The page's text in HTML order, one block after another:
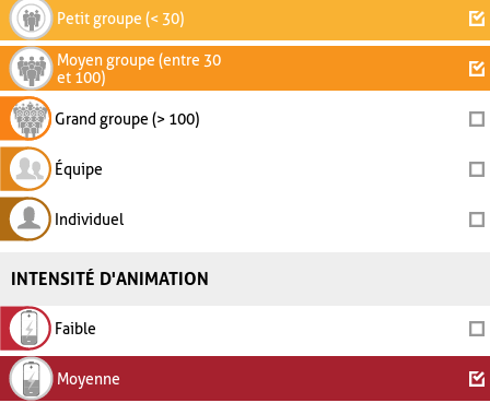
Petit groupe (< 30)
Moyen groupe (entre 30
et 100)
Grand groupe (> 100)
Équipe
Individuel
INTENSITÉ D'ANIMATION
Faible
Moyenne